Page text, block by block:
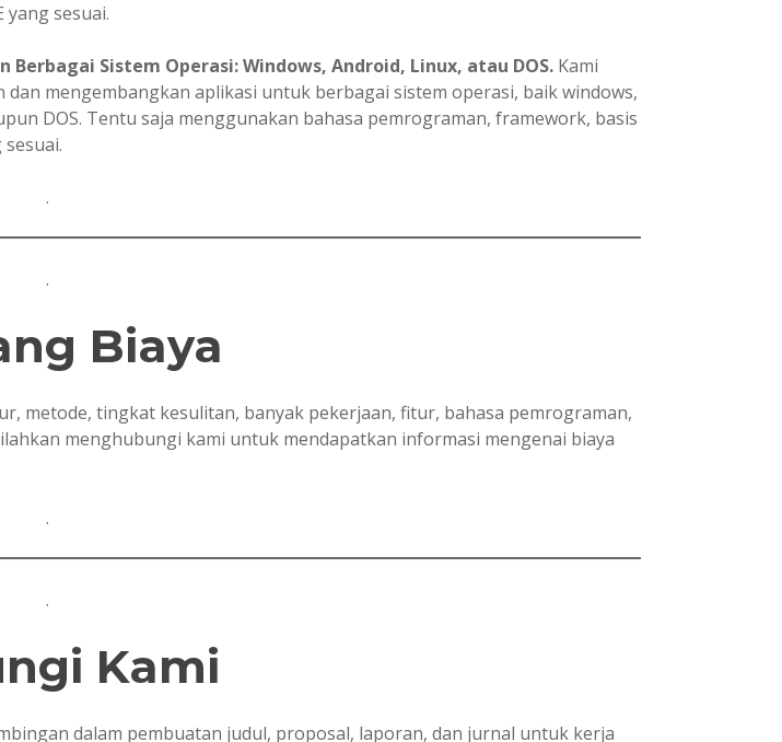
yang sesuai.
Berbagai Sistem Operasi: Windows, Android, Linux, atau DOS.Kami
dan mengembangkan aplikasi untuk berbagai sistem operasi, baik windows,
DOS. Tentu saja menggunakan bahasa pemrograman, framework, basis
sesuai.
.
.
Biaya
metode, tingkat kesulitan, banyak pekerjaan, fitur, bahasa pemrograman,
menghubungi kami untuk mendapatkan informasi mengenai biaya
.
.
Kami
dalam pembuatan judul, proposal, laporan, dan jurnal untuk kerja